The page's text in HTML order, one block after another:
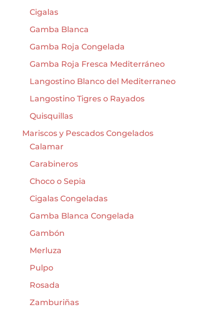
Cigalas
Gamba Blanca
Gamba Roja Congelada
Gamba Roja Fresca Mediterráneo
Langostino Blanco del Mediterraneo
Langostino Tigres o Rayados
Quisquillas
Mariscos y Pescados Congelados
Calamar
Carabineros
Choco o Sepia
Cigalas Congeladas
Gamba Blanca Congelada
Gambón
Merluza
Pulpo
Rosada
Zamburiñas